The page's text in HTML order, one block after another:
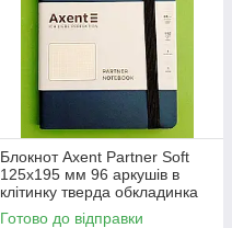
Блокнот Axent Partner Soft
125х195 мм 96 аркушів в
клітинку тверда обкладинка
синій
Готово до відправки